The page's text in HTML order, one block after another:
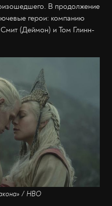
В продолжение
герои: компанию
(Деймон) и Том Глинн-
/ HBO